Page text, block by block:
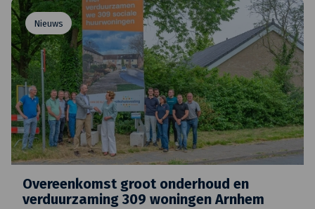
Nieuws
Overeenkomst groot onderhoud en
verduurzaming 309 woningen Arnhem